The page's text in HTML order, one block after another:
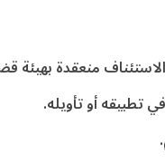
منعقدة بهيئة